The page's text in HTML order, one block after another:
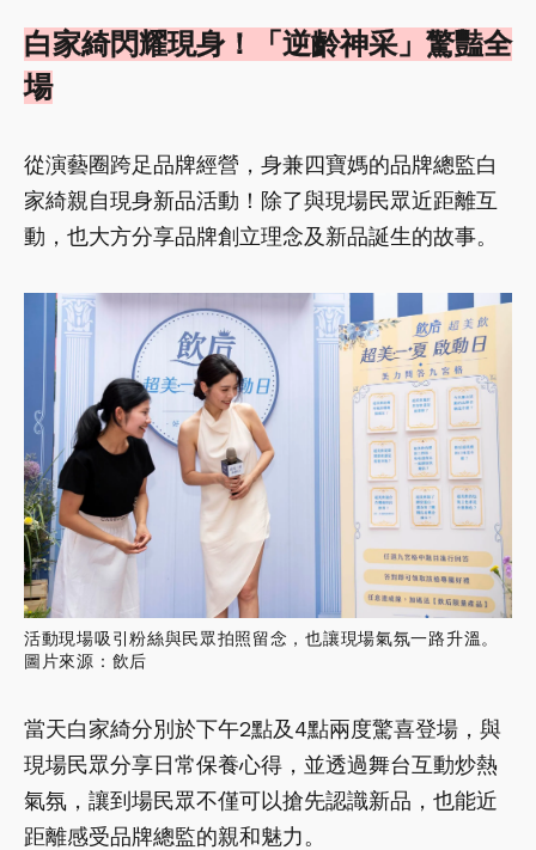
白家綺閃耀現身！「逆齡神采」驚豔全
場
從演藝圈跨足品牌經營，身兼四寶媽的品牌總監白
家綺親自現身新品活動！除了與現場民眾近距離互
動，也大方分享品牌創立理念及新品誕生的故事。
活動現場吸引粉絲與民眾拍照留念，也讓現場氣氛一路升溫。
圖片來源：飲后
當天白家綺分別於下午2點及4點兩度驚喜登場，與
現場民眾分享日常保養心得，並透過舞台互動炒熱
氣氛，讓到場民眾不僅可以搶先認識新品，也能近
距離感受品牌總監的親和魅力。